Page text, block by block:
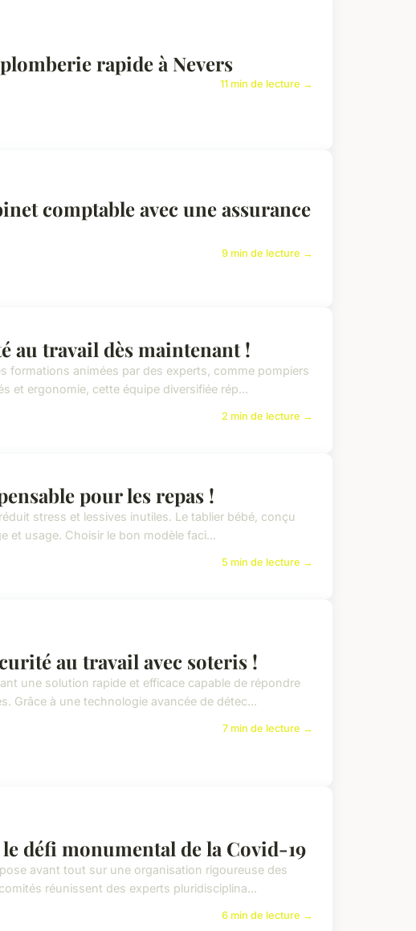
rapide à Nevers
11 min de lecture →
comptable avec une assurance
9 min de lecture →
au travail dès maintenant !
formations animées par des experts, comme pompiers
et ergonomie, cette équipe diversifiée rép...
2 min de lecture →
pour les repas !
stress et lessives inutiles. Le tablier bébé, conçu
et usage. Choisir le bon modèle faci...
5 min de lecture →
au travail avec soteris !
une solution rapide et efficace capable de répondre
Grâce à une technologie avancée de détec...
7 min de lecture →
défi monumental de la Covid-19
avant tout sur une organisation rigoureuse des
réunissent des experts pluridisciplina...
6 min de lecture →